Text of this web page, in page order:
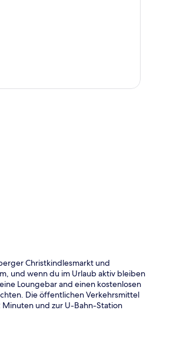
Christkindlesmarkt und
und wenn du im Urlaub aktiv bleiben
Loungebar and einen kostenlosen
Die öffentlichen Verkehrsmittel
und zur U-Bahn-Station